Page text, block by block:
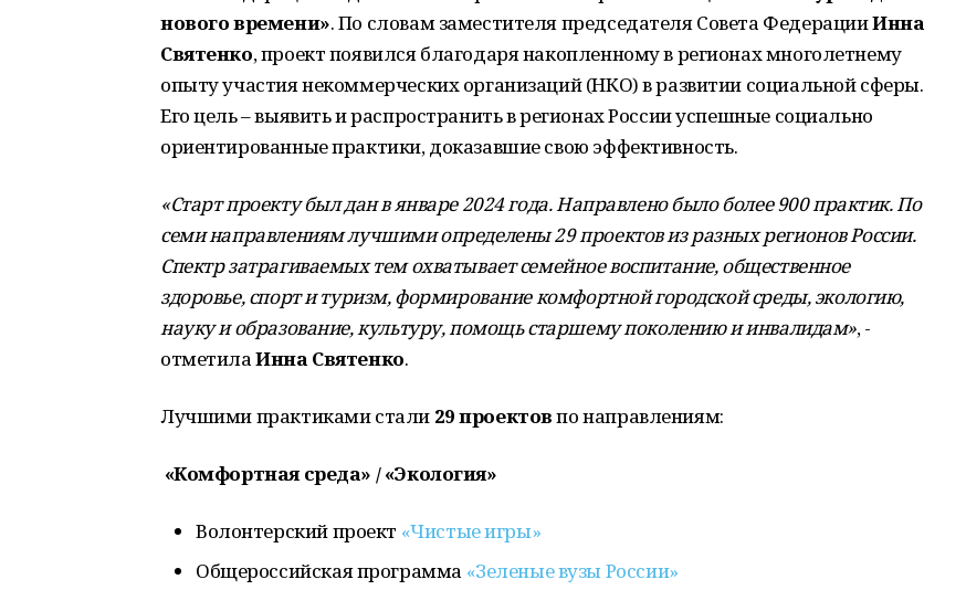
нового времени». По словам заместителя председателя Совета ФедерацииИнна
Святенко, проект появился благодаря накопленному в регионах многолетнему
опыту участия некоммерческих организаций (НКО) в развитии социальной сферы.
Его цель – выявить и распространить в регионах России успешные социально
ориентированные практики, доказавшие свою эффективность.
«Старт проекту был дан в январе 2024 года. Направлено было более 900 практик. По
семи направлениям лучшими определены 29 проектов из разных регионов России.
Спектр затрагиваемых тем охватывает семейное воспитание, общественное
здоровье, спорт и туризм, формирование комфортной городской среды, экологию,
науку и образование, культуру, помощь старшему поколению и инвалидам», -
отметилаИнна Святенко.
Лучшими практиками стали 29 проектовпо направлениям:
«Комфортная среда» / «Экология»
Волонтерский проект «Чистые игры»
Общероссийская программа «Зеленые вузы России»